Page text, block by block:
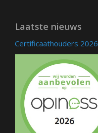
Laatste nieuws
Certificaathouders 2026